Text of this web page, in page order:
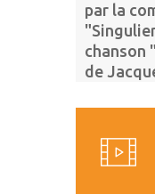
par la
chanson
de